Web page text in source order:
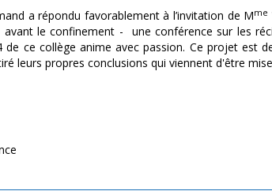
a répondu favorablement à l’invitation de Mme
le confinement - une conférence sur les
de ce collège anime avec passion. Ce projet est
leurs propres conclusions qui viennent d'être